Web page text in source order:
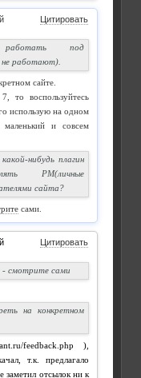
Цитировать
под
не работают).
сайте.
то воспользуйтесь
использую на одном
и совсем
нибудь плагин
PM(личные
сайта?
сами.
Цитировать
- смотрите сами
на конкретном
feedback.php ),
т.к. предлагало
заметил отсылок ни к